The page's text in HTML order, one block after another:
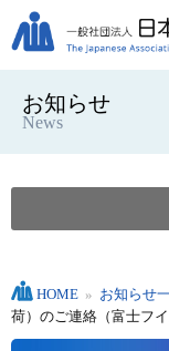
お知らせ
News
HOME » お知らせ
荷）のご連絡（富士フ